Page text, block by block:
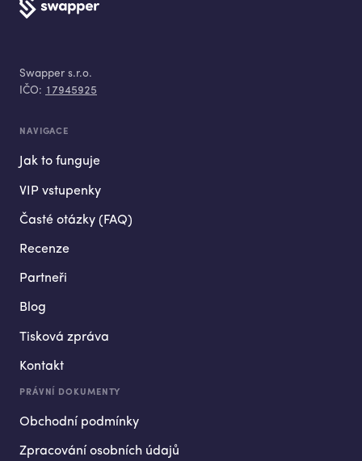
Swapper s.r.o.
IČO: 17945925
NAVIGACE
Jak to funguje
VIP vstupenky
Časté otázky (FAQ)
Recenze
Partneři
Blog
Tisková zpráva
Kontakt
PRÁVNÍ DOKUMENTY
Obchodní podmínky
Zpracování osobních údajů